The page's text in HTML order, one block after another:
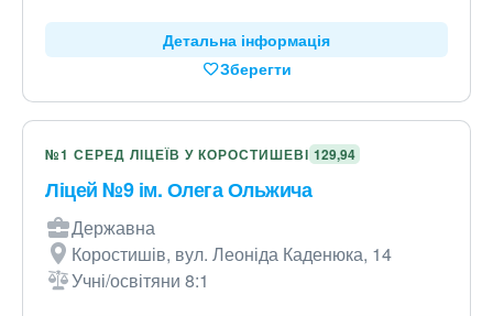
Детальна інформація
Зберегти
№1 СЕРЕД ЛІЦЕЇВ У КОРОСТИШЕВІ 129,94
Ліцей №9 ім. Олега Ольжича
Державна
Коростишів, вул. Леоніда Каденюка, 14
Учні/освітяни 8:1